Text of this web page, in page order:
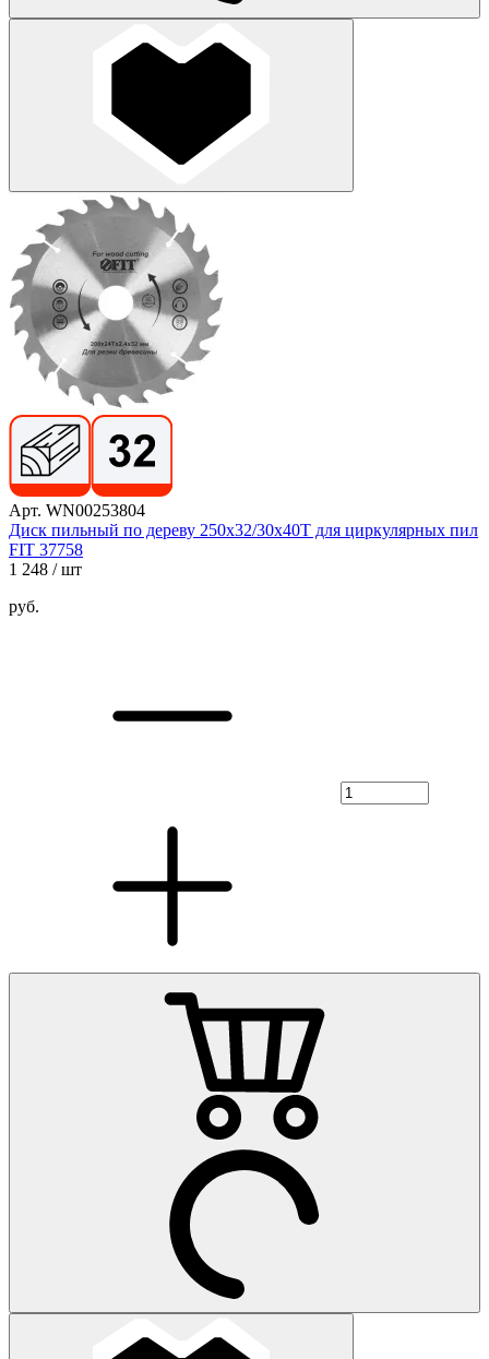
Арт. WN00253804
Диск пильный по дереву 250х32/30х40T для циркулярных пил
FIT 37758
1 248 / шт
руб.